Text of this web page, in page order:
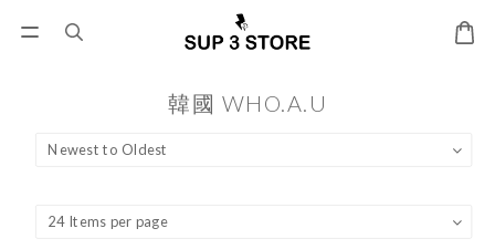
韓國 WHO.A.U